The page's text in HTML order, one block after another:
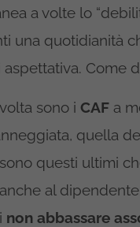
a volte lo
una quotidianità
Come
sono i CAF a
quella
questi ultimi
al
non abbassare